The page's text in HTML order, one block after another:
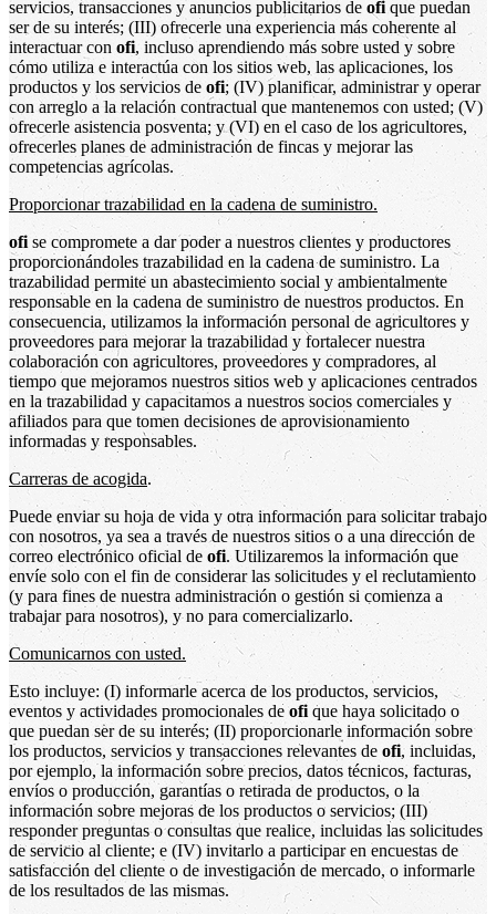
servicios, transacciones y anuncios publicitarios de ofi que puedan
ser de su interés; (III) ofrecerle una experiencia más coherente al
interactuar con ofi, incluso aprendiendo más sobre usted y sobre
cómo utiliza e interactúa con los sitios web, las aplicaciones, los
productos y los servicios de ofi; (IV) planificar, administrar y operar
con arreglo a la relación contractual que mantenemos con usted; (V)
ofrecerle asistencia posventa; y (VI) en el caso de los agricultores,
ofrecerles planes de administración de fincas y mejorar las
competencias agrícolas.
Proporcionar trazabilidad en la cadena de suministro.
ofi se compromete a dar poder a nuestros clientes y productores
proporcionándoles trazabilidad en la cadena de suministro. La
trazabilidad permite un abastecimiento social y ambientalmente
responsable en la cadena de suministro de nuestros productos. En
consecuencia, utilizamos la información personal de agricultores y
proveedores para mejorar la trazabilidad y fortalecer nuestra
colaboración con agricultores, proveedores y compradores, al
tiempo que mejoramos nuestros sitios web y aplicaciones centrados
en la trazabilidad y capacitamos a nuestros socios comerciales y
afiliados para que tomen decisiones de aprovisionamiento
informadas y responsables.
Carreras de acogida.
Puede enviar su hoja de vida y otra información para solicitar trabajo
con nosotros, ya sea a través de nuestros sitios o a una dirección de
correo electrónico oficial de ofi. Utilizaremos la información que
envíe solo con el fin de considerar las solicitudes y el reclutamiento
(y para fines de nuestra administración o gestión si comienza a
trabajar para nosotros), y no para comercializarlo.
Comunicarnos con usted.
Esto incluye: (I) informarle acerca de los productos, servicios,
eventos y actividades promocionales deofi que haya solicitado o
que puedan ser de su interés; (II) proporcionarle información sobre
los productos, servicios y transacciones relevantes de ofi, incluidas,
por ejemplo, la información sobre precios, datos técnicos, facturas,
envíos o producción, garantías o retirada de productos, o la
información sobre mejoras de los productos o servicios; (III)
responder preguntas o consultas que realice, incluidas las solicitudes
de servicio al cliente; e (IV) invitarlo a participar en encuestas de
satisfacción del cliente o de investigación de mercado, o informarle
de los resultados de las mismas.